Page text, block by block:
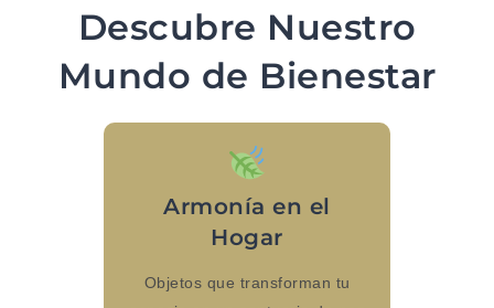
Descubre Nuestro
Mundo de Bienestar
Armonía en el
Hogar
Objetos que transforman tu